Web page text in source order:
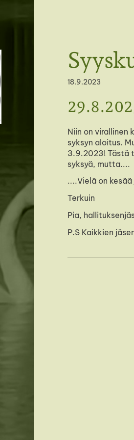
SFC Savonlinnan seutu
18.9.2023
Niin on virallinen
syksyn aloitus.
3.9.2023! Tästä
syksyä, mutta....
....Vielä on
Terkuin
Pia,
P.S Kaikkien